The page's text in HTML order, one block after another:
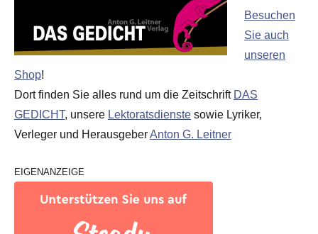
Besuchen
Sie auch
unseren
Shop!
Dort finden Sie alles rund um die Zeitschrift DAS
GEDICHT, unsere Lektoratsdienste sowie Lyriker,
Verleger und HerausgeberAnton G. Leitner
EIGENANZEIGE